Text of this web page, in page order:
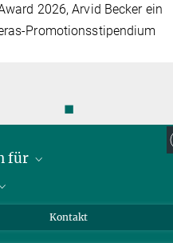
2026, Arvid Becker ein
Promotionsstipendium
◼
für
Kontakt